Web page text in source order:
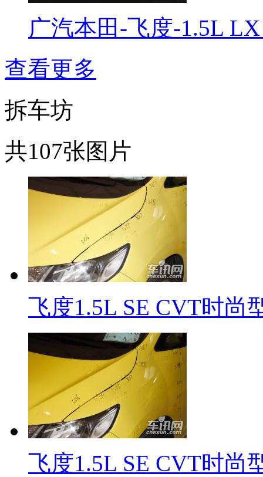
广汽本田-飞度-1.5L
查看更多
拆车坊
共107张图片
飞度1.5L SE CVT时尚
飞度1.5L SE CVT时尚